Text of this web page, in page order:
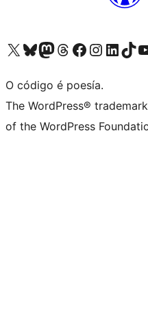
Visita la cuenta de X (anteriormente Twitter)
Visita a nosa conta de Bluesky
Visita a nosa conta de Mastodon
Visita a nosa conta de Threads
Visita a nosa páxina de Facebook
Visita a nosa conta de
Visita a nosa conta
Visita a nosa
O código é poesía.
The WordPress®
of the WordPress